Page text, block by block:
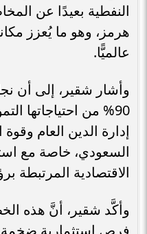
النفطية بعيدًا عن
هرمز، وهو ما يُعزز
عالميًّا.
وأشار شقير، إلى أن
90% من احتياجاتها
إدارة الدين العام وقوة
السعودي، خاصة مع
الاقتصادية المرتبطة برؤية
وأكَّد شقير، أنَّ هذه
فرص استثمارية ضخمة